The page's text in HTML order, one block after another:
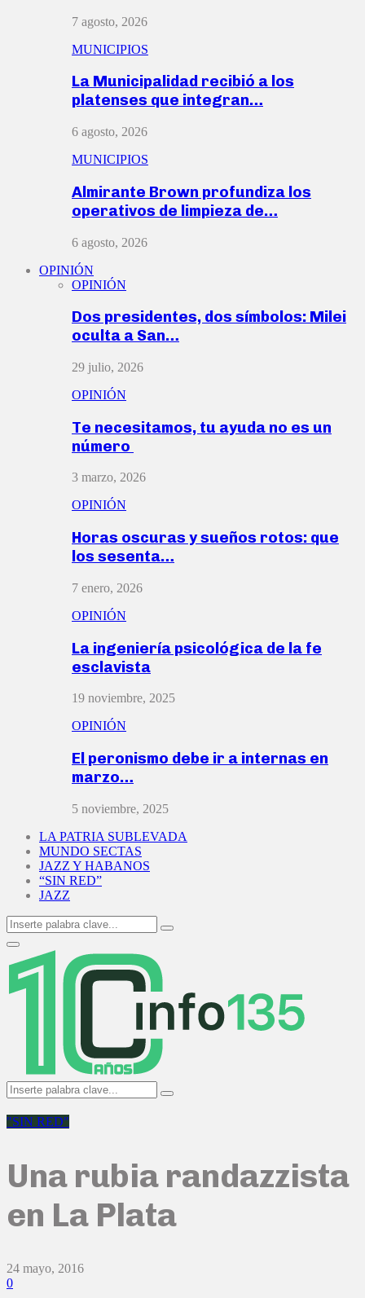
7 agosto, 2026
MUNICIPIOS
La Municipalidad recibió a los
platenses que integran…
6 agosto, 2026
MUNICIPIOS
Almirante Brown profundiza los
operativos de limpieza de…
6 agosto, 2026
OPINIÓN
OPINIÓN
Dos presidentes, dos símbolos: Milei
oculta a San…
29 julio, 2026
OPINIÓN
Te necesitamos, tu ayuda no es un
número
3 marzo, 2026
OPINIÓN
Horas oscuras y sueños rotos: que
los sesenta…
7 enero, 2026
OPINIÓN
La ingeniería psicológica de la fe
esclavista
19 noviembre, 2025
OPINIÓN
El peronismo debe ir a internas en
marzo…
5 noviembre, 2025
LA PATRIA SUBLEVADA
MUNDO SECTAS
JAZZ Y HABANOS
“SIN RED”
JAZZ
Search
for:
Search
Primary
Menu
Search
for:
Search
"SIN RED"
Una rubia randazzista
en La Plata
24 mayo, 2016
0